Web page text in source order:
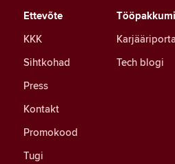
Tech blogi
Ettevõte
KKK
Sihtkohad
Press
Kontakt
Promokood
Tugi